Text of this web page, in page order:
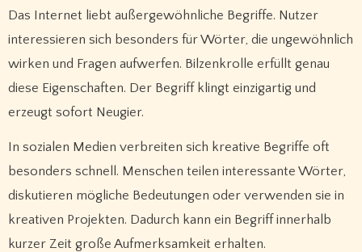
Das Internet liebt außergewöhnliche Begriffe. Nutzer
interessieren sich besonders für Wörter, die ungewöhnlich
wirken und Fragen aufwerfen. Bilzenkrolle erfüllt genau
diese Eigenschaften. Der Begriff klingt einzigartig und
erzeugt sofort Neugier.
In sozialen Medien verbreiten sich kreative Begriffe oft
besonders schnell. Menschen teilen interessante Wörter,
diskutieren mögliche Bedeutungen oder verwenden sie in
kreativen Projekten. Dadurch kann ein Begriff innerhalb
kurzer Zeit große Aufmerksamkeit erhalten.